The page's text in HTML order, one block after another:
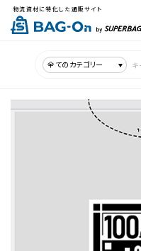
物流資材に特化した通販サイト
全てのカテゴリー